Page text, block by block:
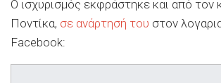
Ο ισχυρισμός εκφράστηκε και από τον
Ποντίκα, σε ανάρτησή του στον
Facebook: